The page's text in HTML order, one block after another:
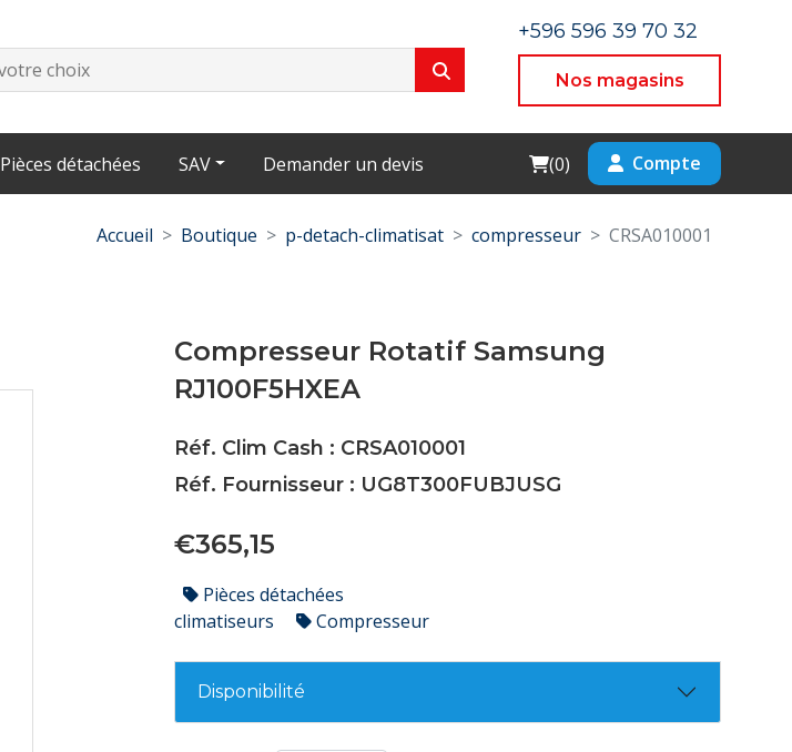
+596 596 39 70 32
Nos magasins
Pièces détachées SAV Demander un devis Cart
(0) Compte
Accueil Boutique p-detach-climatisat compresseur CRSA010001
Compresseur Rotatif Samsung
RJ100F5HXEA
Réf. Clim Cash : CRSA010001
Réf. Fournisseur : UG8T300FUBJUSG
€365,15
Pièces détachées
climatiseurs
Compresseur
Disponibilité